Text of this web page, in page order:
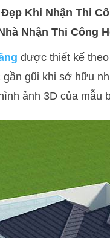
Khi Nhận Thi
Nhận Thi Công
được thiết kế
gũi khi sở hữu
ảnh 3D của mẫu